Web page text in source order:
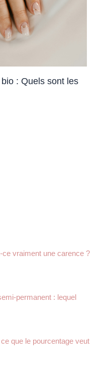
: Quels sont les
vraiment une carence ?
permanent : lequel
que le pourcentage veut